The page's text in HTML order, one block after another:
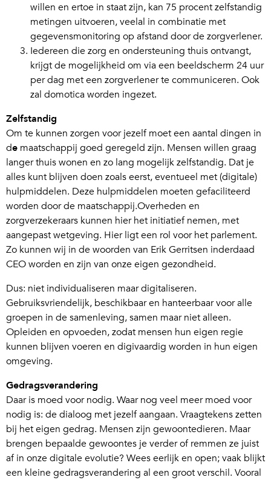
willen en ertoe in staat zijn, kan 75 procent zelfstandig
metingen uitvoeren, veelal in combinatie met
gegevensmonitoring op afstand door de zorgverlener.
Iedereen die zorg en ondersteuning thuis ontvangt,
krijgt de mogelijkheid om via een beeldscherm 24 uur
per dag met een zorgverlener te communiceren. Ook
zal domotica worden ingezet.
Zelfstandig
Om te kunnen zorgen voor jezelf moet een aantal dingen in
de maatschappij goed geregeld zijn. Mensen willen graag
langer thuis wonen en zo lang mogelijk zelfstandig. Dat je
alles kunt blijven doen zoals eerst, eventueel met (digitale)
hulpmiddelen. Deze hulpmiddelen moeten gefaciliteerd
worden door de maatschappij.Overheden en
zorgverzekeraars kunnen hier het initiatief nemen, met
aangepast wetgeving. Hier ligt een rol voor het parlement.
Zo kunnen wij in de woorden van Erik Gerritsen inderdaad
CEO worden en zijn van onze eigen gezondheid.
Dus: niet individualiseren maar digitaliseren.
Gebruiksvriendelijk, beschikbaar en hanteerbaar voor alle
groepen in de samenleving, samen maar niet alleen.
Opleiden en opvoeden, zodat mensen hun eigen regie
kunnen blijven voeren en digivaardig worden in hun eigen
omgeving.
Gedragsverandering
Daar is moed voor nodig. Waar nog veel meer moed voor
nodig is: de dialoog met jezelf aangaan. Vraagtekens zetten
bij het eigen gedrag. Mensen zijn gewoontedieren. Maar
brengen bepaalde gewoontes je verder of remmen ze juist
af in onze digitale evolutie? Wees eerlijk en open; vaak blijkt
een kleine gedragsverandering al een groot verschil. Vooral